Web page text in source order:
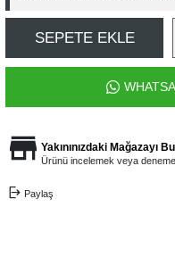
SEPETE EKLE
Yakınınızdaki Mağazayı
Ürünü incelemek veya
Paylaş